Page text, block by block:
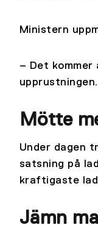
Ministern
– Det
upprustningen.
Mötte
Under dagen
satsning på
kraftigaste
Jämn